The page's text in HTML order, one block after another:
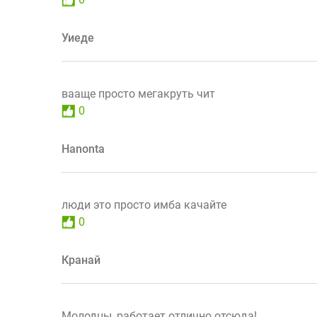
Уиеде
вааще просто мегакруть чит
0
Hanonta
люди это просто имба качайте
0
Кранай